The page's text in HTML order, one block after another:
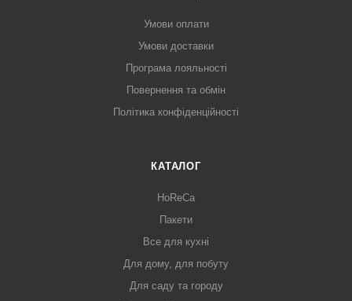
Умови оплати
Умови доставки
Програма лояльності
Повернення та обмін
Політика конфіденційності
КАТАЛОГ
HoReCa
Пакети
Все для кухні
Для дому, для побуту
Для саду та городу